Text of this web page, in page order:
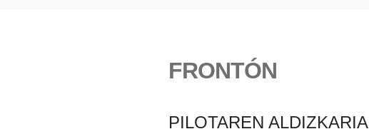
FRONTÓN
PILOTAREN ALDIZKARIA